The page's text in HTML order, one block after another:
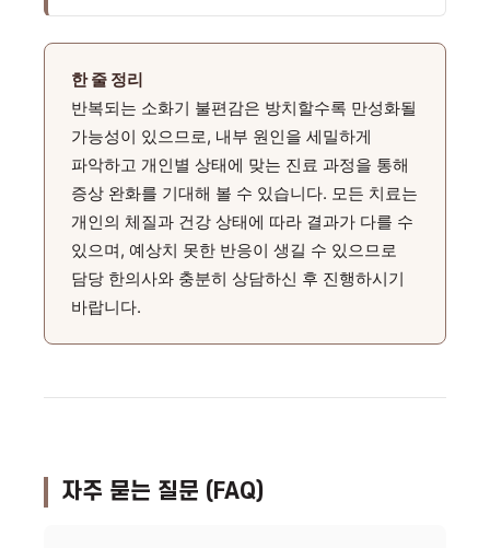
한 줄 정리
반복되는 소화기 불편감은 방치할수록 만성화될
가능성이 있으므로, 내부 원인을 세밀하게
파악하고 개인별 상태에 맞는 진료 과정을 통해
증상 완화를 기대해 볼 수 있습니다. 모든 치료는
개인의 체질과 건강 상태에 따라 결과가 다를 수
있으며, 예상치 못한 반응이 생길 수 있으므로
담당 한의사와 충분히 상담하신 후 진행하시기
바랍니다.
자주 묻는 질문 (FAQ)